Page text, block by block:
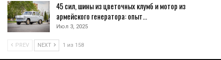
45 сил, шины из цветочных клумб и мотор из
армейского генератора: опыт…
Июл 3, 2025
PREV NEXT 1 из 158